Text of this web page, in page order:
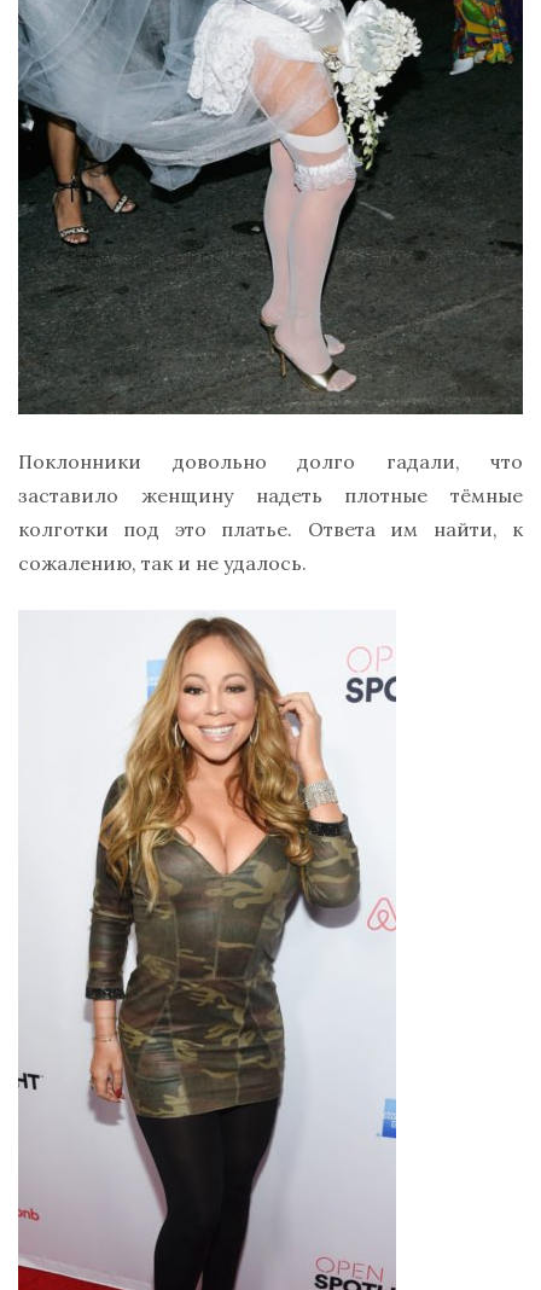
Поклонники довольно долго гадали, что
заставило женщину надеть плотные тёмные
колготки под это платье. Ответа им найти, к
сожалению, так и не удалось.